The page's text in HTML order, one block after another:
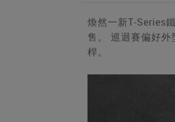
煥然一新T-Series
售。 巡迴賽偏好
桿。